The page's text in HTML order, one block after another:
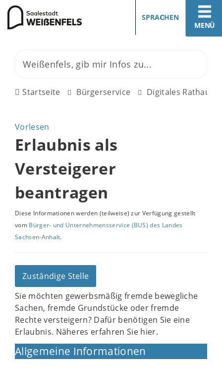
MENÜ
SPRACHEN
Startseite Bürgerservice Digitales Rathaus
Vorlesen
Erlaubnis als
Versteigerer
beantragen
Diese Informationen werden (teilweise) zur Verfügung gestellt
vom Bürger- und Unternehmensservice (BUS) des Landes
Sachsen-Anhalt.
Zuständige Stelle
Sie möchten gewerbsmäßig fremde bewegliche
Sachen, fremde Grundstücke oder fremde
Rechte versteigern? Dafür benötigen Sie eine
Erlaubnis. Näheres erfahren Sie hier.
Allgemeine Informationen